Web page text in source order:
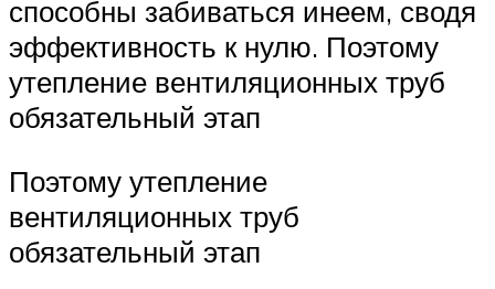
способны забиваться инеем, сводя
эффективность к нулю. Поэтому
утепление вентиляционных труб
обязательный этап
Поэтому утепление
вентиляционных труб
обязательный этап